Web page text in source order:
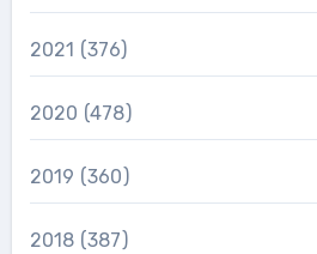
2021 (376)
2020 (478)
2019 (360)
2018 (387)